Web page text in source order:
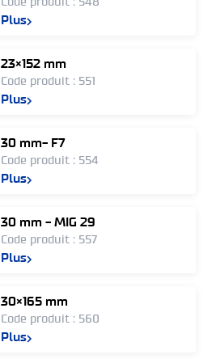
Code produit : 548
Plus
23×152 mm
Code produit : 551
Plus
30 mm- F7
Code produit : 554
Plus
30 mm - MIG 29
Code produit : 557
Plus
30×165 mm
Code produit : 560
Plus